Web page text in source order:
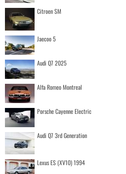
Citroen SM
Jaecoo 5
Audi Q7 2025
Alfa Romeo Montreal
Porsche Cayenne Electric
Audi Q7 3rd Generation
Lexus ES (XV10) 1994